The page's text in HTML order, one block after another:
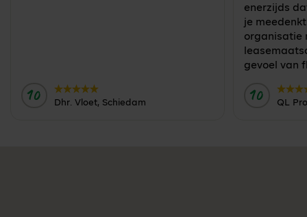
10 Door:
Dhr. Vloet, Schiedam
enerzijds
je
organisatie
gevoel van
10 Door:
QL